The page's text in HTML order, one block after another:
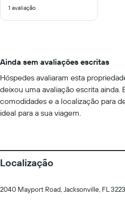
10
1 avaliação
Ainda sem avaliações escritas
Hóspedes avaliaram esta
deixou uma avaliação escrita ainda.
comodidades e a localização para
ideal para a sua viagem.
Localização
2040 Mayport Road, Jacksonville, FL